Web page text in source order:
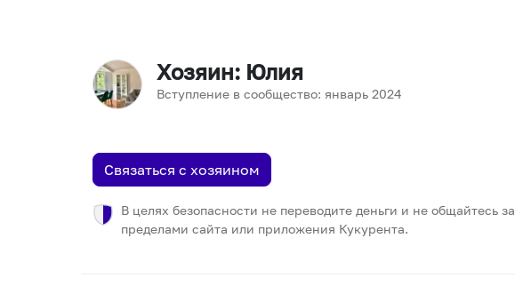
Хозяин: Юлия
Вступление в сообщество: январь 2024
Связаться с хозяином
В целях безопасности не переводите деньги и не общайтесь за
пределами сайта или приложения Кукурента.